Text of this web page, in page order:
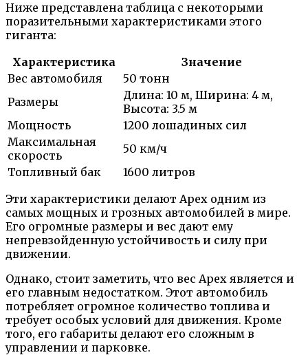
Ниже представлена таблица с некоторыми
поразительными характеристиками этого
гиганта:
Характеристика
Значение
Вес автомобиля
50 тонн
Размеры
Длина: 10 м, Ширина: 4 м,
Высота: 3.5 м
Мощность
1200 лошадиных сил
Максимальная
скорость
50 км/ч
Топливный бак
1600 литров
Эти характеристики делают Apex одним из
самых мощных и грозных автомобилей в мире.
Его огромные размеры и вес дают ему
непревзойденную устойчивость и силу при
движении.
Однако, стоит заметить, что вес Apex является и
его главным недостатком. Этот автомобиль
потребляет огромное количество топлива и
требует особых условий для движения. Кроме
того, его габариты делают его сложным в
управлении и парковке.